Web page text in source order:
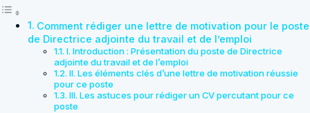
Comment rédiger une lettre de motivation pour le poste
de Directrice adjointe du travail et de l’emploi
I. Introduction : Présentation du poste de Directrice
adjointe du travail et de l’emploi
II. Les éléments clés d’une lettre de motivation réussie
pour ce poste
III. Les astuces pour rédiger un CV percutant pour ce
poste